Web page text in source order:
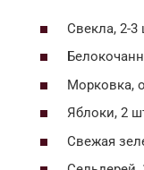
Свекла, 2-3
Морковка,
Яблоки, 2
Свежая